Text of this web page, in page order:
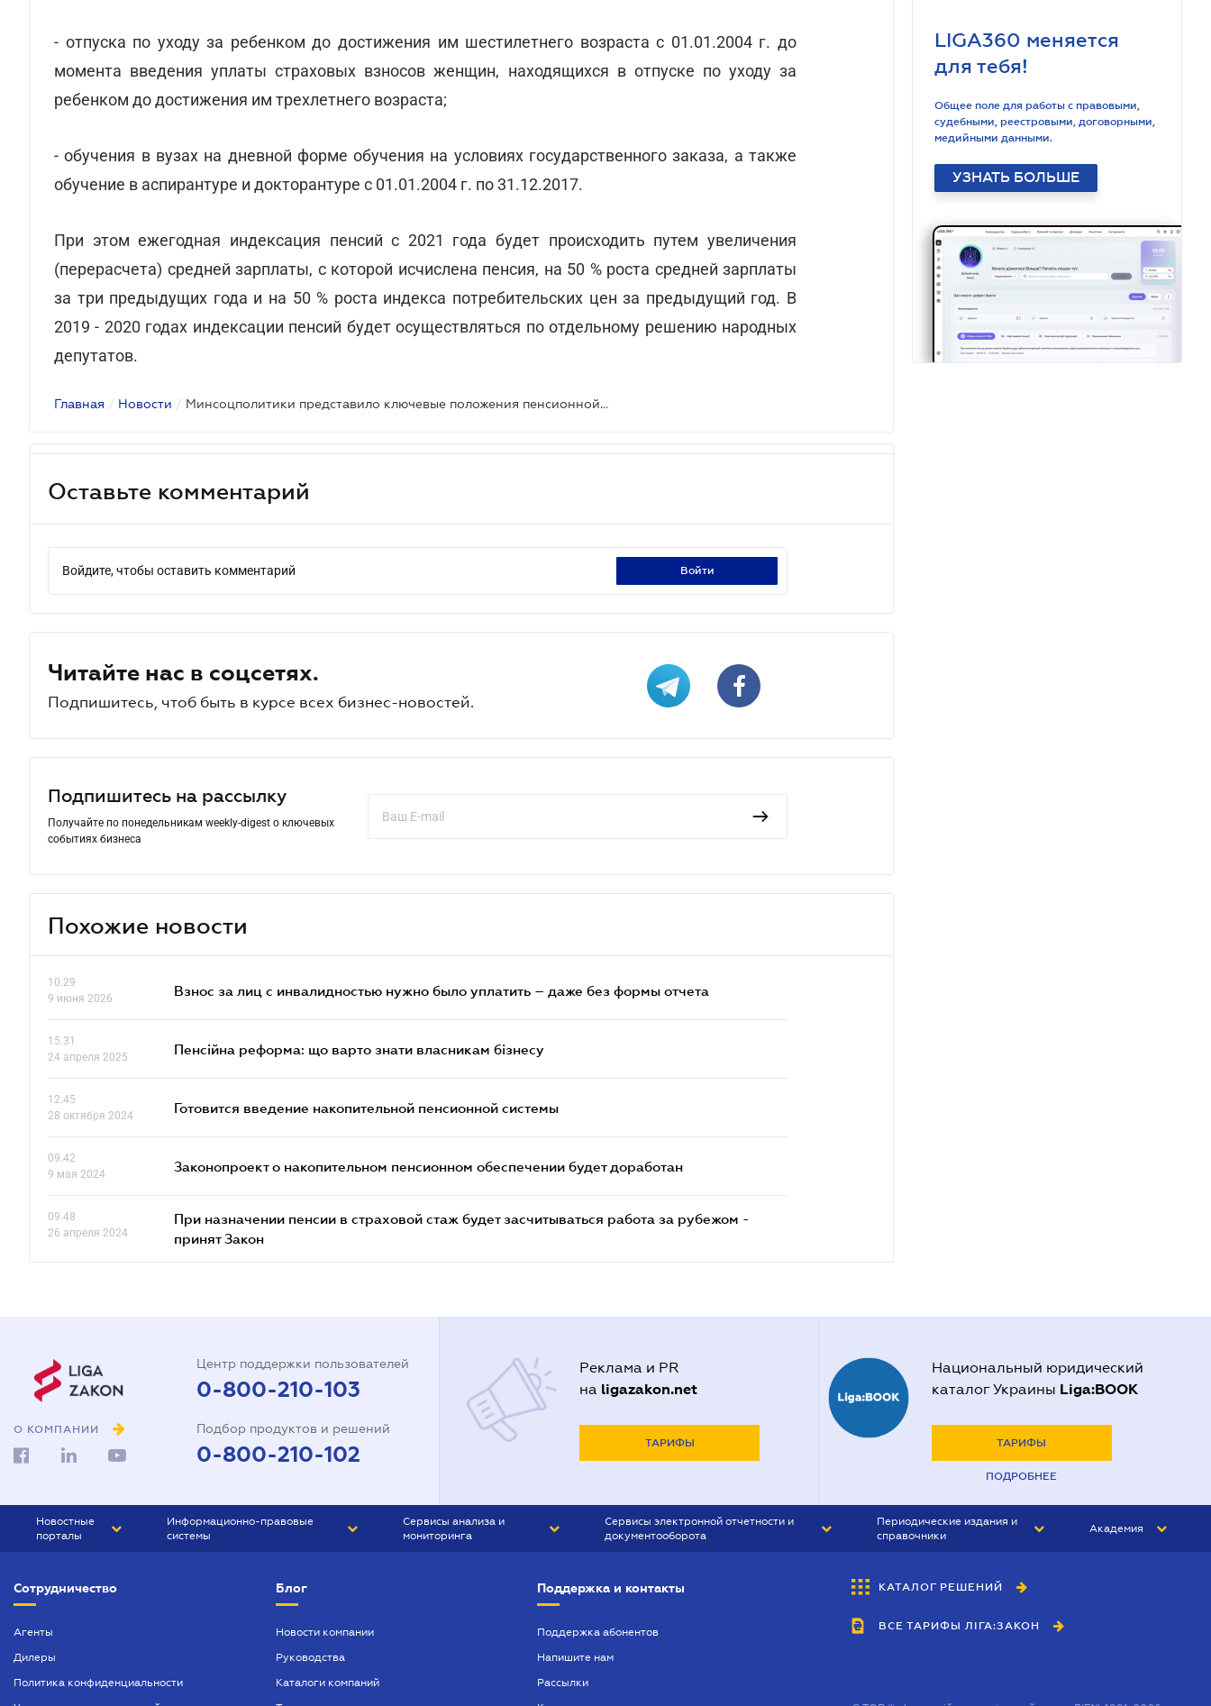
- отпуска по уходу за ребенком до достижения им шестилетнего возраста с 01.01.2004 г. до
момента введения уплаты страховых взносов женщин, находящихся в отпуске по уходу за
ребенком до достижения им трехлетнего возраста;
- обучения в вузах на дневной форме обучения на условиях государственного заказа, а также
обучение в аспирантуре и докторантуре с 01.01.2004 г. по 31.12.2017.
При этом ежегодная индексация пенсий с 2021 года будет происходить путем увеличения
(перерасчета) средней зарплаты, с которой исчислена пенсия, на 50 % роста средней зарплаты
за три предыдущих года и на 50 % роста индекса потребительских цен за предыдущий год. В
2019 - 2020 годах индексации пенсий будет осуществляться по отдельному решению народных
депутатов.
Главная / Новости / Минсоцполитики представило ключевые положения пенсионной реформы
Оставьте комментарий
Войдите, чтобы оставить комментарий войти
Читайте нас в соцсетях.
Подпишитесь, чтоб быть в курсе всех бизнес-новостей.
Подпишитесь на рассылку
Получайте по понедельникам weekly-digest о ключевых
событиях бизнеса
Похожие новости
10.29
9 июня 2026
Взнос за лиц с инвалидностью нужно было уплатить – даже без формы отчета
15.31
24 апреля 2025
Пенсійна реформа: що варто знати власникам бізнесу
12.45
28 октября 2024
Готовится введение накопительной пенсионной системы
09.42
9 мая 2024
Законопроект о накопительном пенсионном обеспечении будет доработан
09.48
26 апреля 2024
При назначении пенсии в страховой стаж будет засчитываться работа за рубежом -
принят Закон
LIGA360 меняется
для тебя!
Общее поле для работы с правовыми,
судебными, реестровыми, договорными,
медийными данными.
УЗНАТЬ БОЛЬШЕ
О КОМПАНИИ
Центр поддержки пользователей
0-800-210-103
Подбор продуктов и решений
0-800-210-102
Реклама и PR
на ligazakon.net
ТАРИФЫ
Национальный юридический
каталог Украины Liga:BOOK
ТАРИФЫ
ПОДРОБНЕЕ
Новостные
порталы
БИЗНЕС
Информационно-правовые
системы
БУХГАЛТЕР ПРОФ
ЮРИСТ ПРОФ
Сервисы анализа и
мониторинга
Сервисы электронной отчетности и
документооборота
Периодические издания и
справочники
БУХГАЛТЕР&ЗАКОН
ВЕСТНИК МСФО
Академия
Сотрудничество
Агенты
Дилеры
Политика конфиденциальности
Блог
Новости компании
Руководства
Каталоги компаний
Поддержка и контакты
Поддержка абонентов
Напишите нам
Рассылки
КАТАЛОГ РЕШЕНИЙ
ВСЕ ТАРИФЫ ЛІГА:ЗАКОН